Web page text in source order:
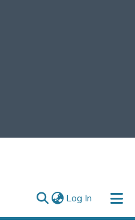
Log In (current)